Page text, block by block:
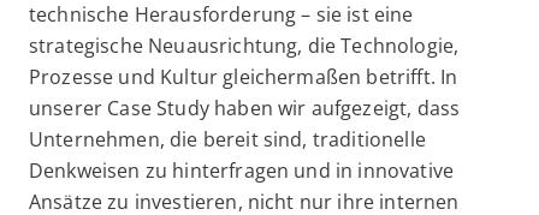
technische Herausforderung – sie ist eine
strategische Neuausrichtung, die Technologie,
Prozesse und Kultur gleichermaßen betrifft. In
unserer Case Study haben wir aufgezeigt, dass
Unternehmen, die bereit sind, traditionelle
Denkweisen zu hinterfragen und in innovative
Ansätze zu investieren, nicht nur ihre internen